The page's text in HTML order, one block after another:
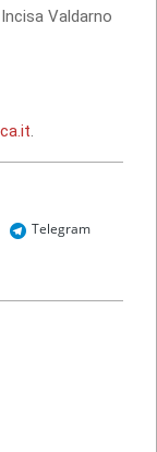
Valdarno
Telegram